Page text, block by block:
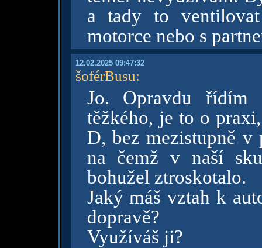
a tady to
motorce nebo s
12.02.2025 09:47:32
šoférBusu:
Jo. Opravdu
těžkého, je to o
D, bez mezistupně
na čemž v naší
bohužel ztroskotalo.
Jaký máš vztah k
dopravě?
Využíváš ji?